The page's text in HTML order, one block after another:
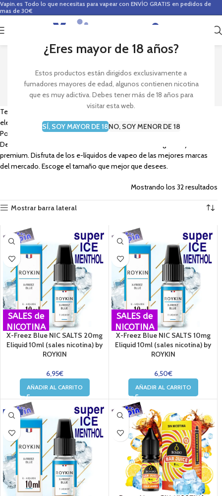
¿Eres mayor de 18 años?
Estos productos están dirigidos exclusivamente a
fumadores mayores de edad, algunos contienen nicotina
que es muy adictiva. Debes tener más de 18 años para
visitar esta web.
SÍ, SOY MAYOR DE 18NO, SOY MENOR DE 18
Vapin.es Todo lo que necesitas para vapear con ENVÍO GRATIS en pedidos de
mas de 30€
0
E LIQUIDS 10 ML
Tenemos una amplia gama de e liquid de 10ml para tu cigarrillo
electrónico.
Podéis encontrar e liquids de 10ml para vapear por sabores o marcas.
Desde los más básicos hasta los sabores más conseguidos y
premium. Disfruta de los e-líquidos de vapeo de las mejores marcas
del mercado. Escoge el tamaño que mejor que desees.
Mostrando los 32 resultados
Mostrar barra lateral
SALES de
NICOTINA
X-Freez Blue NIC SALTS 20mg
Eliquid 10ml (sales nicotina) by
ROYKIN
6,95€
AÑADIR AL CARRITO
SALES de
NICOTINA
X-Freez Blue NIC SALTS 10mg
Eliquid 10ml (sales nicotina) by
ROYKIN
6,50€
AÑADIR AL CARRITO
-12%